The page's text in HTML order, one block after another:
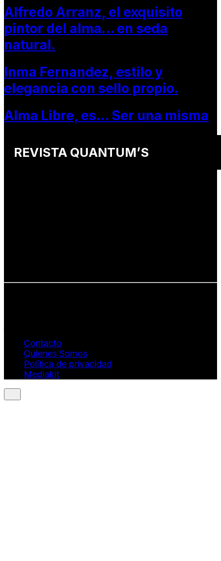
Alfredo Arranz, el exquisito
pintor del alma… en seda
natural.
Inma Fernandez, estilo y
elegancia con sello propio.
Alma Libre, es… Ser una misma
REVISTA QUANTUM’S
Contacto
Quienes Somos
Política de privacidad
Mediakit